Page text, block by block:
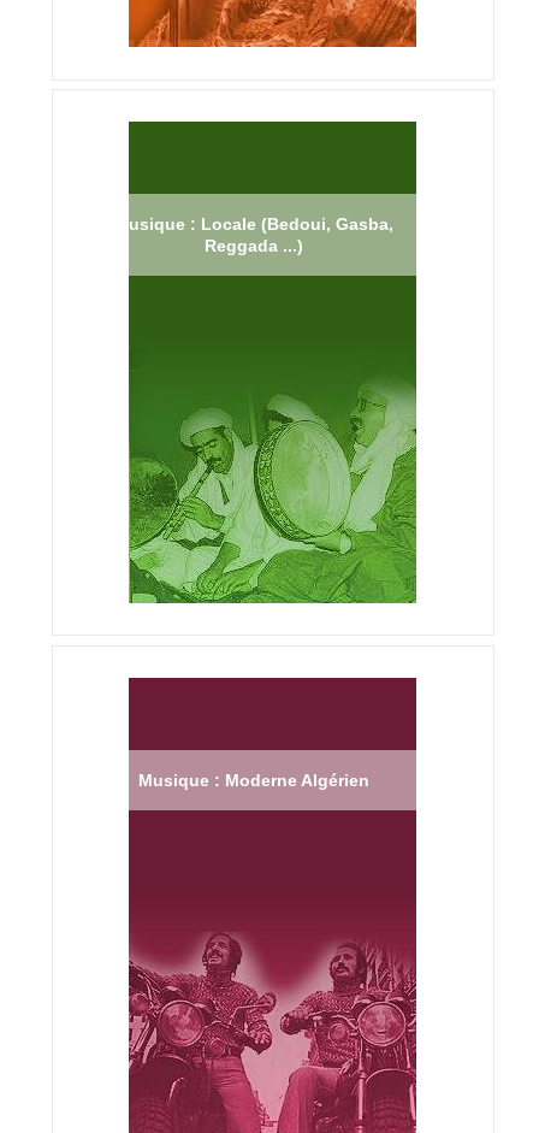
Musique : Locale (Bedoui, Gasba,
Reggada ...)
Musique : Moderne Algérien